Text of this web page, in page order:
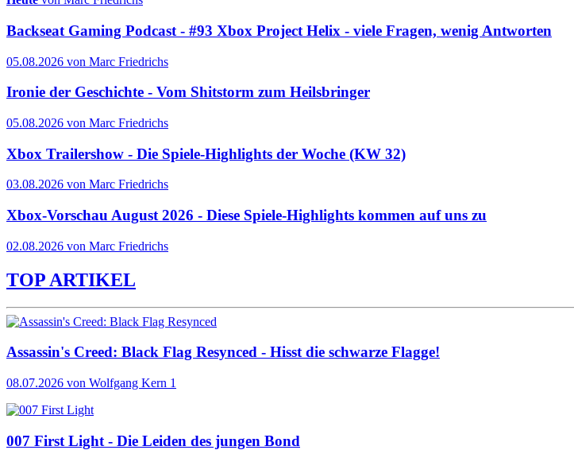
Backseat Gaming Podcast - #93 Xbox Project Helix - viele Fragen, wenig Antworten
05.08.2026 von Marc Friedrichs
Ironie der Geschichte - Vom Shitstorm zum Heilsbringer
05.08.2026 von Marc Friedrichs
Xbox Trailershow - Die Spiele-Highlights der Woche (KW 32)
03.08.2026 von Marc Friedrichs
Xbox-Vorschau August 2026 - Diese Spiele-Highlights kommen auf uns zu
02.08.2026 von Marc Friedrichs
TOP ARTIKEL
Assassin's Creed: Black Flag Resynced - Hisst die schwarze Flagge!
08.07.2026 von Wolfgang Kern 1
007 First Light - Die Leiden des jungen Bond